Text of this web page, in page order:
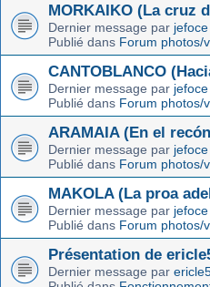
MORKAIKO (La cruz
Dernier message par jefoce
Publié dans Forum photos/
CANTOBLANCO
Dernier message par jefoce
Publié dans Forum photos/
ARAMAIA (En el
Dernier message par jefoce
Publié dans Forum photos/
MAKOLA (La proa
Dernier message par jefoce
Publié dans Forum photos/
Présentation de
Dernier message par